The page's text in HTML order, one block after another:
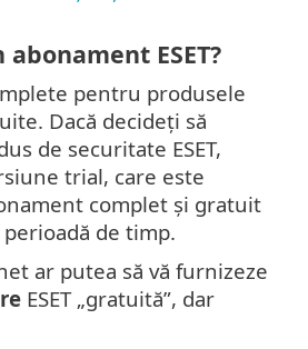
ESET?
pentru produsele
Dacă decideți să
de securitate ESET,
trial, care este
complet și gratuit
de timp.
ar putea să vă furnizeze
ESET „gratuită”, dar